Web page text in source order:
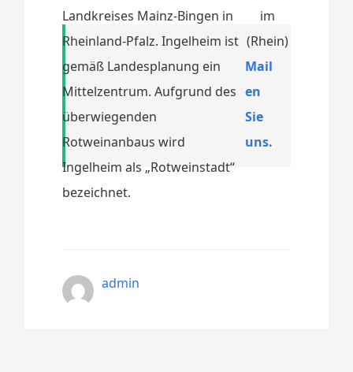
Landkreises Mainz-Bingen in
Rheinland-Pfalz. Ingelheim ist
gemäß Landesplanung ein
Mittelzentrum. Aufgrund des
überwiegenden
Rotweinanbaus wird
Ingelheim als „Rotweinstadt“
bezeichnet.
Mail
en
Sie
uns.
admin